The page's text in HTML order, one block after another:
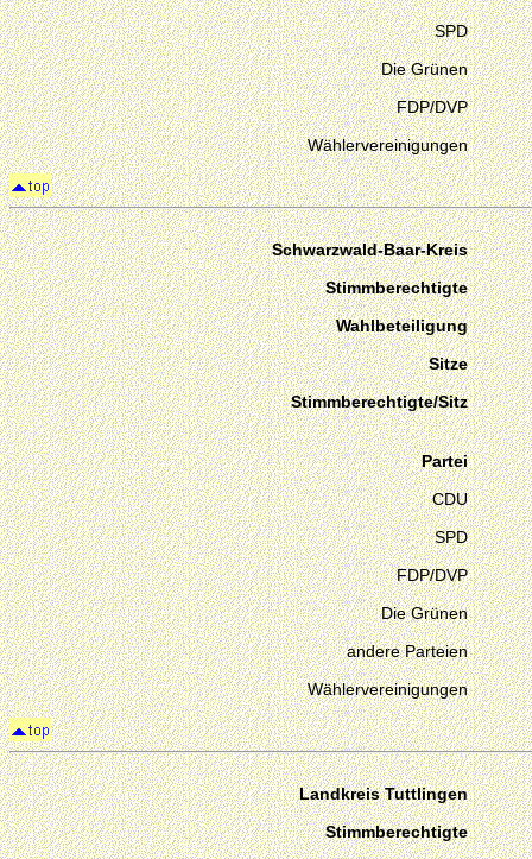
SPD
Die Grünen
FDP/DVP
Wählervereinigungen
Schwarzwald-Baar-Kreis
Stimmberechtigte
Wahlbeteiligung
Sitze
Stimmberechtigte/Sitz
Partei
CDU
SPD
FDP/DVP
Die Grünen
andere Parteien
Wählervereinigungen
Landkreis Tuttlingen
Stimmberechtigte